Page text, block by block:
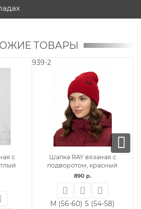
ТОВАРЫ
вязаная с
белый
Шапка RAY
подворотом,
M (56-60)